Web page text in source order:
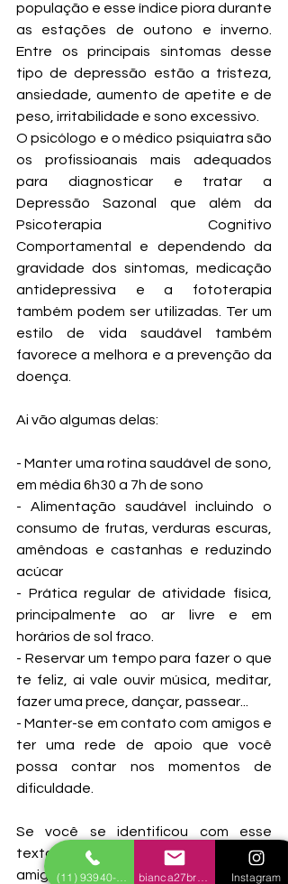
população e esse índice piora durante
as estações de outono e inverno.
Entre os principais sintomas desse
tipo de depressão estão a tristeza,
ansiedade, aumento de apetite e de
peso, irritabilidade e sono excessivo.
O psicólogo e o médico psiquiatra são
os profissioanais mais adequados
para diagnosticar e tratar a
Depressão Sazonal que além da
Psicoterapia Cognitivo
Comportamental e dependendo da
gravidade dos sintomas, medicação
antidepressiva e a fototerapia
também podem ser utilizadas. Ter um
estilo de vida saudável também
favorece a melhora e a prevenção da
doença.
Ai vão algumas delas:
- Manter uma rotina saudável de sono,
em média 6h30 a 7h de sono
- Alimentação saudável incluindo o
consumo de frutas, verduras escuras,
amêndoas e castanhas e reduzindo
acúcar
- Prática regular de atividade física,
principalmente ao ar livre e em
horários de sol fraco.
- Reservar um tempo para fazer o que
te feliz, ai vale ouvir música, meditar,
fazer uma prece, dançar, passear...
- Manter-se em contato com amigos e
ter uma rede de apoio que você
possa contar nos momentos de
dificuldade.
Se você se identificou com esse
texto, curte e compartilha com os
amigos e se precisar de mim, é só
Instagram